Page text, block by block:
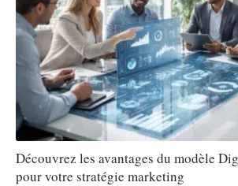
Découvrez les avantages du modèle
pour votre stratégie marketing